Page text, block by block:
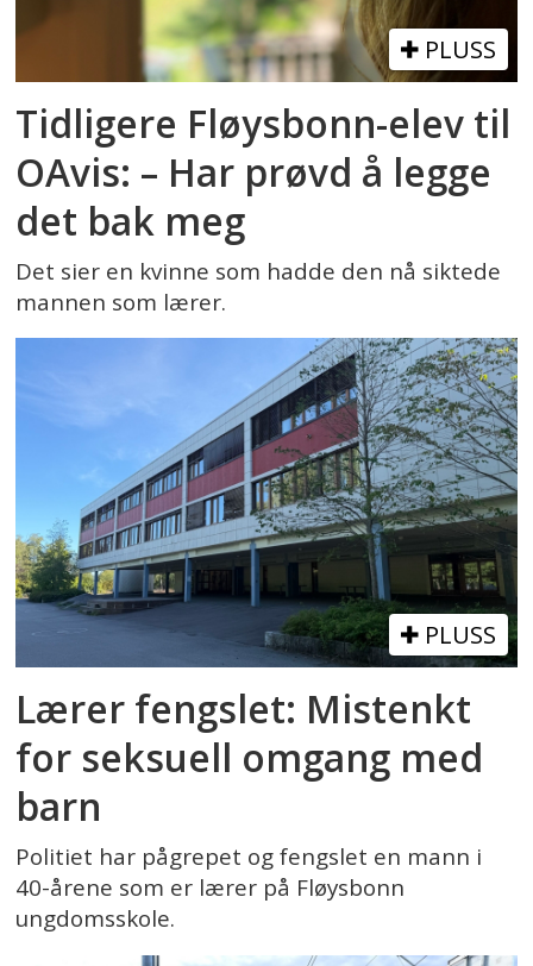
PLUSS
Tidligere Fløysbonn-elev til
OAvis: – Har prøvd å legge
det bak meg
Det sier en kvinne som hadde den nå siktede
mannen som lærer.
PLUSS
Lærer fengslet: Mistenkt
for seksuell omgang med
barn
Politiet har pågrepet og fengslet en mann i
40-årene som er lærer på Fløysbonn
ungdomsskole.